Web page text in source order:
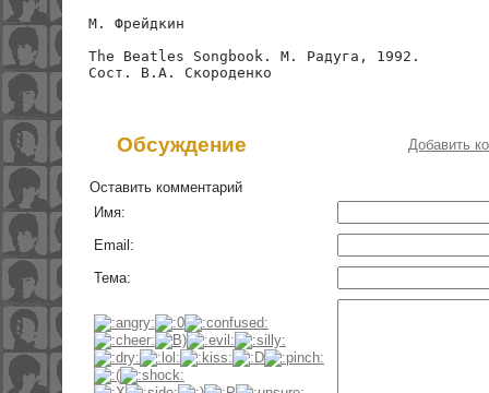
М. Фрейдкин
The Beatles Songbook. М. Радуга, 1992.
Обсуждение Добавить
Оставить комментарий
Имя:
Email:
Тема: